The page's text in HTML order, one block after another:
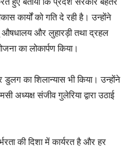
कार्यों को गति दे रही है। उन्होंने
और लुहारड़ी तथा द्रहल
का लोकार्पण किया।
का शिलान्यास भी किया। उन्होंने
अध्यक्ष संजीव गुलेरिया द्वारा उठाई
की दिशा में कार्यरत है और हर